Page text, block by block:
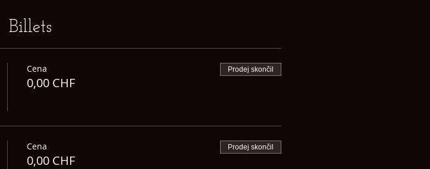
Billets
Cena
0,00 CHF
Prodej skončil
Cena
0,00 CHF
Prodej skončil